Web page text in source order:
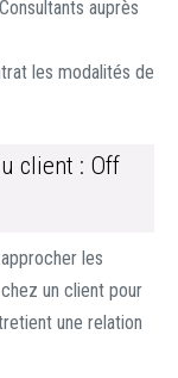
auprès
les modalités de
client : Off
les
un client pour
une relation